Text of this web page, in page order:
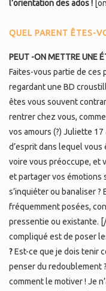
l’orientation des ados !
QUEL PARENT ÊTES-
PEUT -ON METTRE UNE
Faites-vous partie de
regardant une BD
êtes vous souvent
rentrer chez vous,
vos amours (?) Juliette
d’esprit dans lequel vous
voire vous préoccupe, et
et partager vos émotions
s’inquiéter ou banaliser
fréquemment posées,
pressentie ou existante.
compliqué est de poser
?Est-ce que je dois tenir
penser du redoublement
comment le motiver ! Je